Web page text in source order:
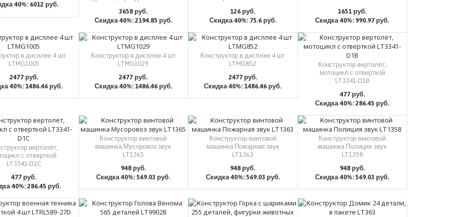
40%: 6012 руб.
КУПИТЬ
3658 руб.
Скидка 40%: 2194.85 руб.
КУПИТЬ
126 руб.
Скидка 40%: 75.6 руб.
КУПИТЬ
1651 руб.
Скидка 40%: 990.97 руб.
КУПИТЬ
в дисплее 4 шт
LTMG1005
2477 руб.
40%: 1486.46 руб.
КУПИТЬ
Конструктор в дисплее 4 шт
LTMG1029
2477 руб.
Скидка 40%: 1486.46 руб.
КУПИТЬ
Конструктор в дисплее 4 шт
LTMG852
2477 руб.
Скидка 40%: 1486.46 руб.
КУПИТЬ
Конструктор вертолёт,
мотоцикл с отверткой
LT3341-D1B
477 руб.
Скидка 40%: 286.45 руб.
КУПИТЬ
вертолёт,
с отверткой
LT3341-D1C
477 руб.
40%: 286.45 руб.
КУПИТЬ
Конструктор винтовой
машинка Мусоровоз звук
LT1365
948 руб.
Скидка 40%: 569.03 руб.
КУПИТЬ
Конструктор винтовой
машинка Пожарная звук
LT1363
948 руб.
Скидка 40%: 569.03 руб.
КУПИТЬ
Конструктор винтовой
машинка Полиция звук
LT1358
948 руб.
Скидка 40%: 569.03 руб.
КУПИТЬ